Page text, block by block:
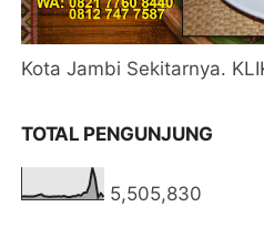
Kota Jambi Sekitarnya.
TOTAL PENGUNJUNG
5,505,830